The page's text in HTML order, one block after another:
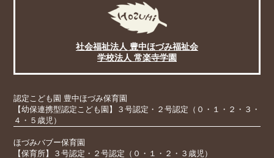
社会福祉法人 豊中ほづみ福祉会
学校法人 常楽寺学園
認定こども園 豊中ほづみ保育園
【幼保連携型認定こども園】３号認定・２号認定（０・１・２・３・
４・５歳児）
ほづみバブー保育園
【保育所】３号認定・２号認定（０・１・２・３歳児）